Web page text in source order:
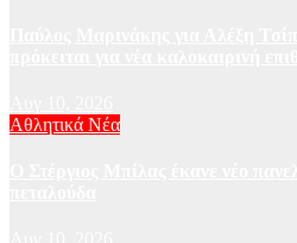
Αθλητικά Νέα